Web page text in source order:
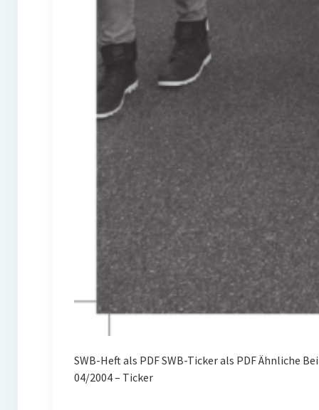
SWB-Heft als PDF SWB-Ticker als PDF Ähnliche
04/2004 – Ticker